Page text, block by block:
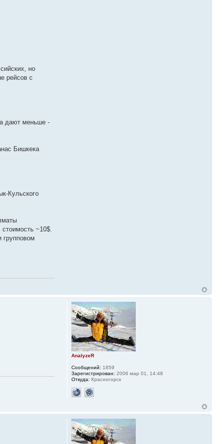
но
рейсов с
дают меньше -
Бишкека
Кульского
~10$.
групповом
AnalyzeR
Сообщений: 1859
Зарегистрирован: 2006 мар 01, 14:48
Откуда: Красногорск